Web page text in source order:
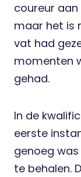
coureur
maar het is
vat had
momenten
gehad.
In de
eerste
genoeg
te behalen.